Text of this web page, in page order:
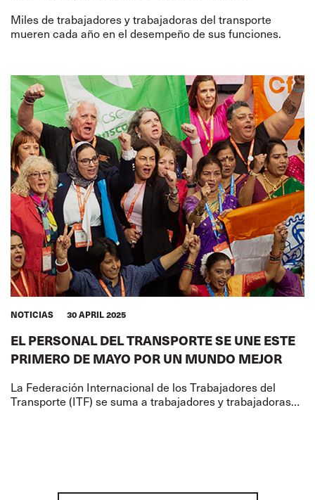
Miles de trabajadores y trabajadoras del transporte
mueren cada año en el desempeño de sus funciones.
NOTICIAS 30 APRIL 2025
EL PERSONAL DEL TRANSPORTE SE UNE ESTE
PRIMERO DE MAYO POR UN MUNDO MEJOR
La Federación Internacional de los Trabajadores del
Transporte (ITF) se suma a trabajadores y trabajadoras